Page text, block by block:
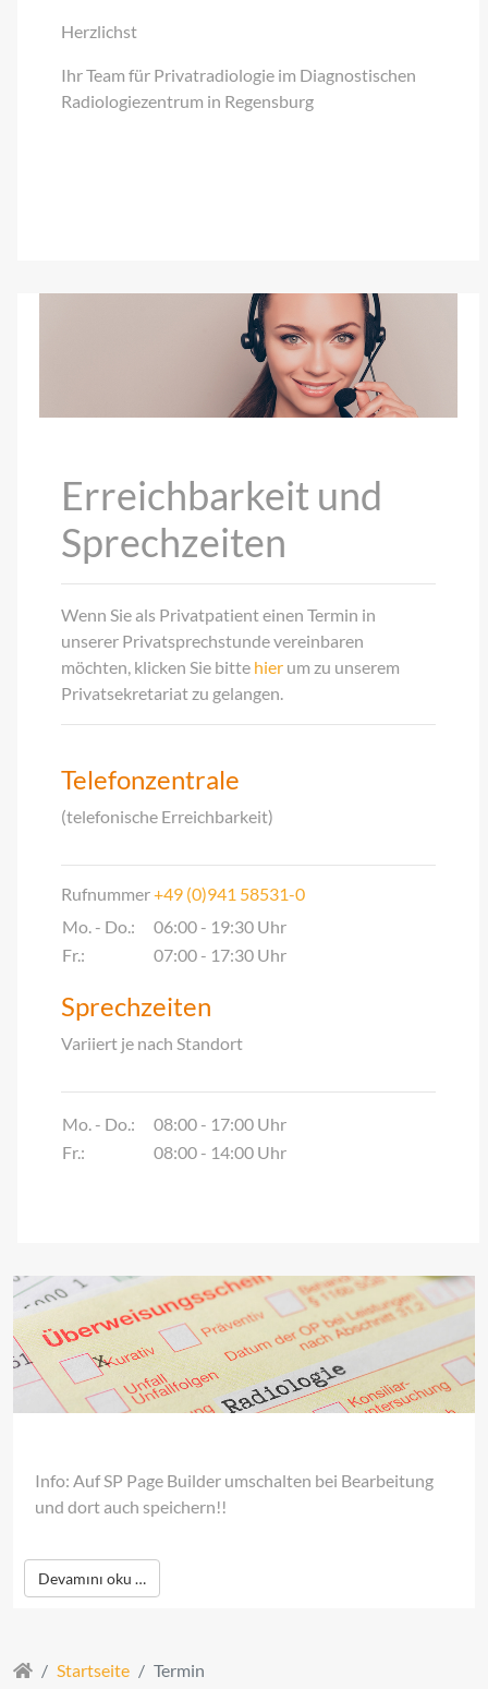
Herzlichst
Ihr Team für Privatradiologie im Diagnostischen
Radiologiezentrum in Regensburg
Erreichbarkeit und
Sprechzeiten
Wenn Sie als Privatpatient einen Termin in
unserer Privatsprechstunde vereinbaren
möchten, klicken Sie bitte hier um zu unserem
Privatsekretariat zu gelangen.
Telefonzentrale
(telefonische Erreichbarkeit)
Rufnummer+49 (0)941 58531-0
Mo. - Do.:
06:00 - 19:30 Uhr
Fr.:
07:00 - 17:30 Uhr
Sprechzeiten
Variiert je nach Standort
Mo. - Do.:
08:00 - 17:00 Uhr
Fr.:
08:00 - 14:00 Uhr
Info: Auf SP Page Builder umschalten bei Bearbeitung
und dort auch speichern!!
Devamını oku …
Startseite Termin